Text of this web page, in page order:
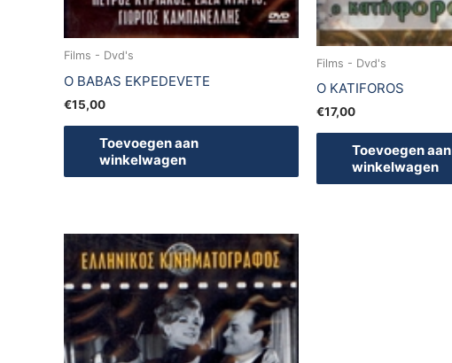
Films - Dvd's
O BABAS EKPEDEVETE
€15,00
Toevoegen aan
winkelwagen
Films - Dvd's
O KATIFOROS
€17,00
Toevoegen aan
winkelwagen